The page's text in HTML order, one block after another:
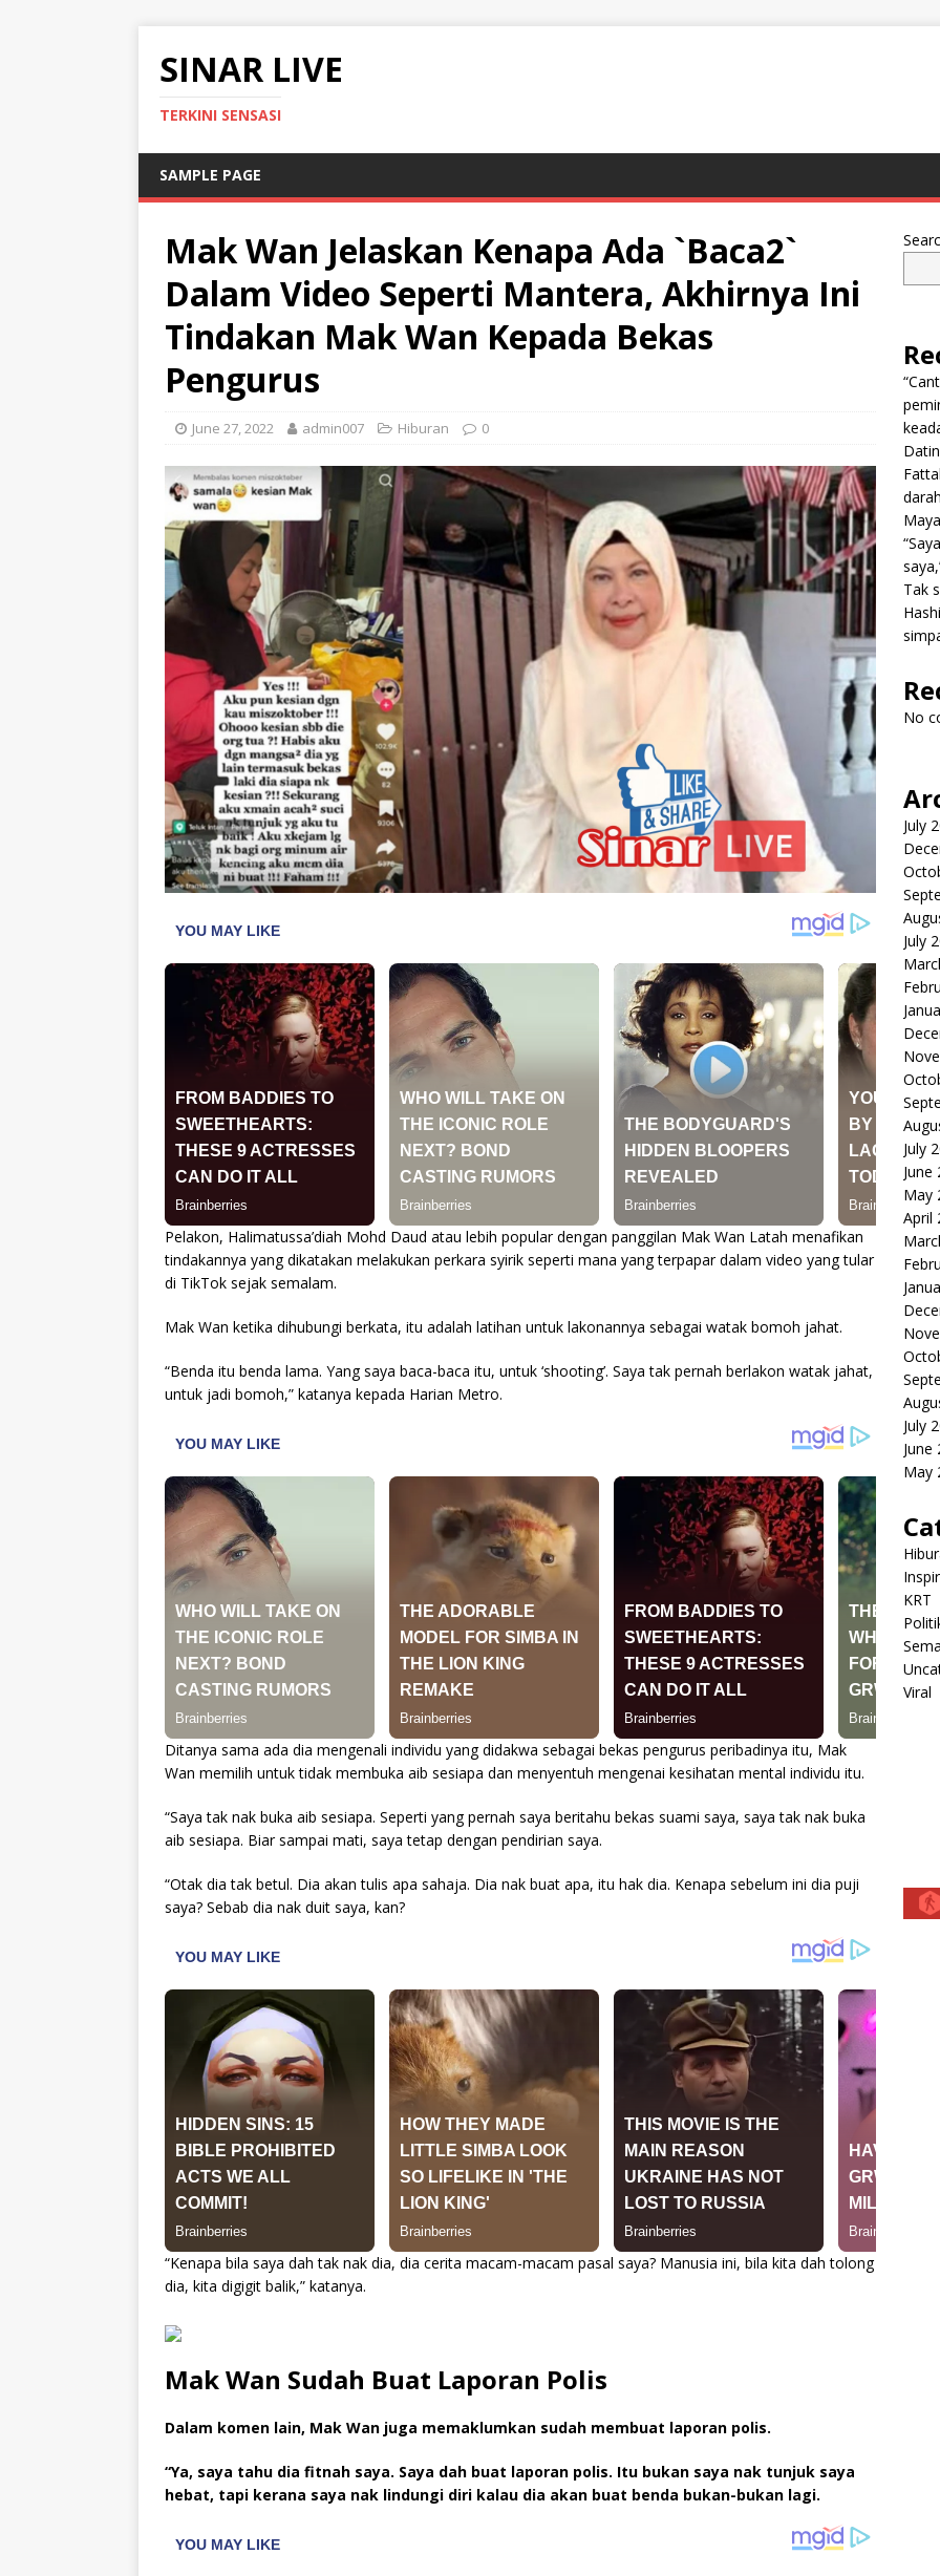
SINAR LIVE
TERKINI SENSASI
SAMPLE PAGE
Mak Wan Jelaskan Kenapa Ada `Baca2`
Dalam Video Seperti Mantera, Akhirnya Ini
Tindakan Mak Wan Kepada Bekas
Pengurus
June 27, 2022 admin007 Hiburan 0
Pelakon, Halimatussa’diah Mohd Daud atau lebih popular dengan panggilan Mak Wan Latah menafikan
tindakannya yang dikatakan melakukan perkara syirik seperti mana yang terpapar dalam video yang tular
di TikTok sejak semalam.
Mak Wan ketika dihubungi berkata, itu adalah latihan untuk lakonannya sebagai watak bomoh jahat.
“Benda itu benda lama. Yang saya baca-baca itu, untuk ‘shooting’. Saya tak pernah berlakon watak jahat,
untuk jadi bomoh,” katanya kepada Harian Metro.
Ditanya sama ada dia mengenali individu yang didakwa sebagai bekas pengurus peribadinya itu, Mak
Wan memilih untuk tidak membuka aib sesiapa dan menyentuh mengenai kesihatan mental individu itu.
“Saya tak nak buka aib sesiapa. Seperti yang pernah saya beritahu bekas suami saya, saya tak nak buka
aib sesiapa. Biar sampai mati, saya tetap dengan pendirian saya.
“Otak dia tak betul. Dia akan tulis apa sahaja. Dia nak buat apa, itu hak dia. Kenapa sebelum ini dia puji
saya? Sebab dia nak duit saya, kan?
“Kenapa bila saya dah tak nak dia, dia cerita macam-macam pasal saya? Manusia ini, bila kita dah tolong
dia, kita digigit balik,” katanya.
Mak Wan Sudah Buat Laporan Polis
Dalam komen lain, Mak Wan juga memaklumkan sudah membuat laporan polis.
“Ya, saya tahu dia fitnah saya. Saya dah buat laporan polis. Itu bukan saya nak tunjuk saya
hebat, tapi kerana saya nak lindungi diri kalau dia akan buat benda bukan-bukan lagi.
Tak
No
July
July
July
June
May
April
July
June
May
KRT
Viral